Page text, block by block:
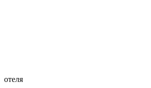
отеля